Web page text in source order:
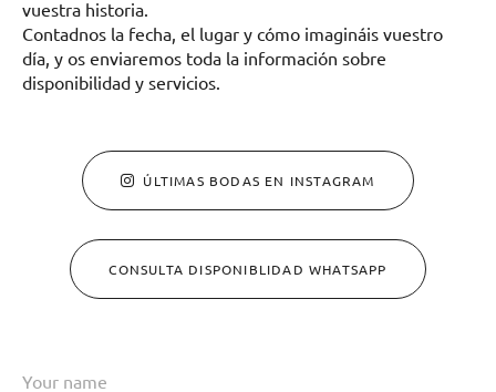
vuestra historia.
Contadnos la fecha, el lugar y cómo imagináis vuestro
día, y os enviaremos toda la información sobre
disponibilidad y servicios.
ÚLTIMAS BODAS EN INSTAGRAM
CONSULTA DISPONIBLIDAD WHATSAPP